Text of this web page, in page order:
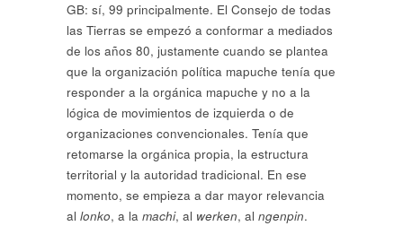
GB: sí, 99 principalmente. El Consejo de todas
las Tierras se empezó a conformar a mediados
de los años 80, justamente cuando se plantea
que la organización política mapuche tenía que
responder a la orgánica mapuche y no a la
lógica de movimientos de izquierda o de
organizaciones convencionales. Tenía que
retomarse la orgánica propia, la estructura
territorial y la autoridad tradicional. En ese
momento, se empieza a dar mayor relevancia
al lonko, a la machi, al werken, al ngenpin.